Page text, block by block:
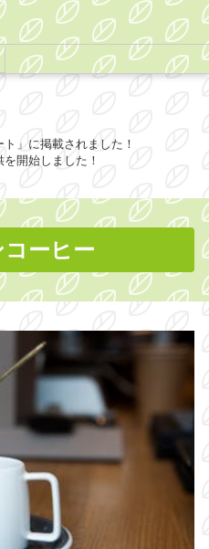
」に掲載されました！
開始しました！
ーヒー